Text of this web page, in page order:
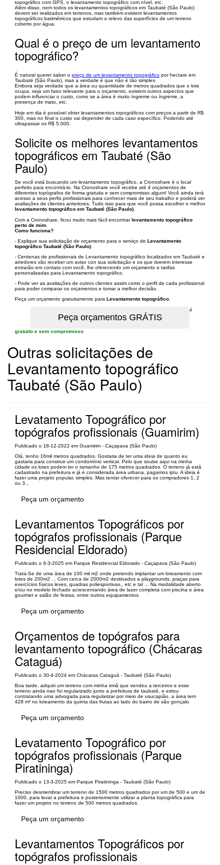
topográfico com GPS, o levantamento topográfico com nível, etc.
Além disso, nem todos os levantamentos topográficos em Taubaté (São Paulo)
devem ser realizados em terrenos, mas também existem levantamentos
topográficos batimétricos que estudam o relevo das superfícies de um terreno
coberto por água.
Qual é o preço de um levantamento
topográfico?
É natural querer saber o preço de um levantamento topográfico por hectare em
Taubaté (São Paulo), mas a verdade é que não é tão simples.
Embora seja verdade que a área ou quantidade de metros quadrados que o lote
ocupa, seja um fator relevante para o orçamento, existem outros aspectos que
podem influenciar o custo, como se a área é muito íngreme ou íngreme, a
presença de mato, etc.
Hoje em dia é possível obter levantamentos topográficos com preços a partir de R$
300, mas no final o custo vai depender de cada caso específico. Podendo até
ultrapassar os R$ 5.000.
Solicite os melhores levantamentos
topográficos em Taubaté (São
Paulo)
Se você está buscando um levantamento topográfico, a Cronoshare é o local
perfeito para encontrá-lo. Na Cronoshare você recebe até 4 orçamentos de
diferentes topógrafos de forma gratuita e sem compromisso algum! Você ainda terá
acesso a seus perfis profissionais para conhecer mais de seu trabalho e poderá ver
avaliações de clientes anteriores. Tudo isso para que você possa escolher o melhor
levantamento topográfico em Taubaté (São Paulo)
Com a Cronoshare, ficou muito mais fácil encontrarlevantamento topográfico
perto de mim
Como funciona?
- Explique sua solicitação de orçamento para o serviço de Levantamento
topográfico Taubaté (São Paulo)
- Centenas de profissionais de Levantamento topográfico localizados em Taubaté e
arredores vão receber um aviso con sua solicitação e os que tiverem interesse
entrarão em contato com você, lhe oferecendo um orçamento e tarifas
personalizadas para Levantamento topográfico.
- Pode ver as avaliações de outros clientes assim como o perfil de cada profissional
para poder comparar os orçamentos e tomar a melhor decisão.
Peça um orçamento gratuitamente para Levantamento topográfico
é
gratuito e sem compromisso
Outras solicitações de
Levantamento topográfico
Taubaté (São Paulo)
Levatamento Topográfico por
topógrafos profissionais (Guamirim)
Publicado o 18-12-2022 em Guamirim - Caçapava (São Paulo)
Olá, tenho 16mil metros quadrados. Gostaria de ter uma ideia de quanto eu
gastaria para construir um condomínio vertical. Pelo que soube aqui na minha
cidade os lotes podem ter o tamanho de 175 metros quadrados. O terreno já está
cadastrado na prefeitura e já é considerada área urbana, pagamos iptu. A ideia é
fazer uma projeto popular, simples. Mas tentar oferecer para os compradores 1, 2
ou 3...
Peça um orçamento
Levantamentos Topográficos por
topógrafos profissionais (Parque
Residencial Eldorado)
Publicado o 6-3-2025 em Parque Residencial Eldorado - Caçapava (São Paulo)
Trata-Se de uma área de 100 mil m2 onde pretendo implantar um loteamento com
lotes de 200m2 ... Com cerca de 2000m2 destinados a playgrounds, praças para
exercícios físicos leves, quadras poliesportivas,, etc e tal ... Na modalidade aberto
e/ou no modelo fechado acrescentando área de lazer completa com piscina e área
gourmet e salão de festas, entre outros equipamentos.
Peça um orçamento
Orçamentos de topógrafos para
levantamento topográfico (Chácaras
Cataguá)
Publicado o 30-4-2024 em Chácaras Cataguá - Taubaté (São Paulo)
Boa tarde, adquiri um terreno com minha irmã que vendeu a terceiros e esse
terreno ainda nao foi regularizado junto a prefeitura de taubaté, e estou
contratando uma advogada para regularizar por meio de usucapião, a área tem
428 m² no loteamento da quinta das frutas ao lado do bairro de são gonçalo
Peça um orçamento
Levatamento Topográfico por
topógrafos profissionais (Parque
Piratininga)
Publicado o 13-3-2025 em Parque Piratininga - Taubaté (São Paulo)
Preciso desmembrar um terreno de 1500 metros quadrados por um de 500 e um de
1000, para levar a prefeitura e posteriormente utilizar a planta topográfica para
fazer um projeto no terreno de 500 metros quadrados.
Peça um orçamento
Levantamentos Topográficos por
topógrafos profissionais